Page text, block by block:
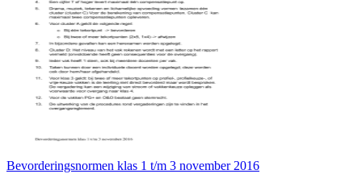
Bevorderingsnormen klas 1 t/m 3 november 2016